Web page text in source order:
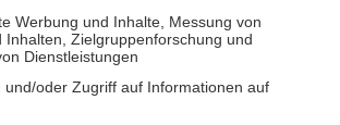
LWL-Patchkabel
Faser-
Werbung und Inhalte, Messung von
Inhalten, Zielgruppenforschung und
Dienstleistungen
und/oder Zugriff auf Informationen auf